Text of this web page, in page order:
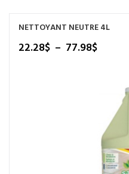
NETTOYANT NEUTRE 4L
22.28$ – 77.98$Plage
22.28$
77.98$